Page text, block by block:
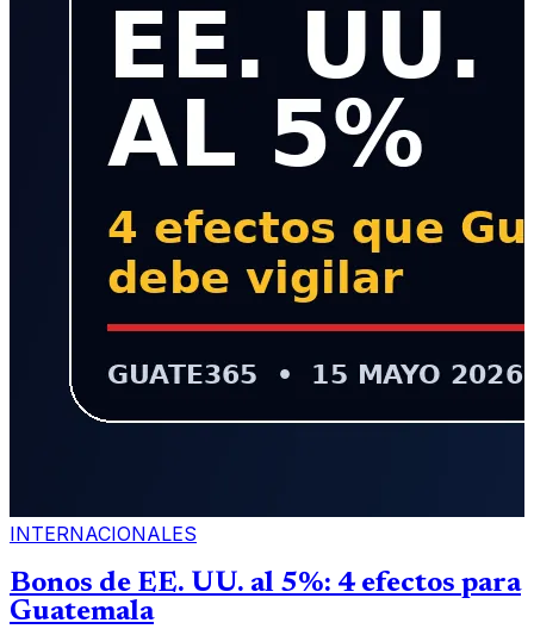
INTERNACIONALES
Bonos de EE. UU. al 5%: 4 efectos para
Guatemala